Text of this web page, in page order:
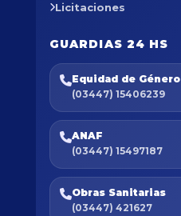
Licitaciones
GUARDIAS 24 HS
Equidad de Género
(03447) 15406239
ANAF
(03447) 15497187
Obras Sanitarias
(03447) 421627